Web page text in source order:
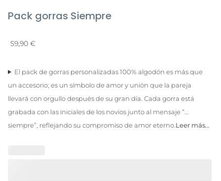
Pack gorras Siempre
59,90 €
El pack de gorras personalizadas 100% algodón es más que
un accesorio; es un símbolo de amor y unión que la pareja
llevará con orgullo después de su gran día. Cada gorra está
grabada con las iniciales de los novios junto al mensaje “…
siempre”, reflejando su compromiso de amor eterno. Leer más…